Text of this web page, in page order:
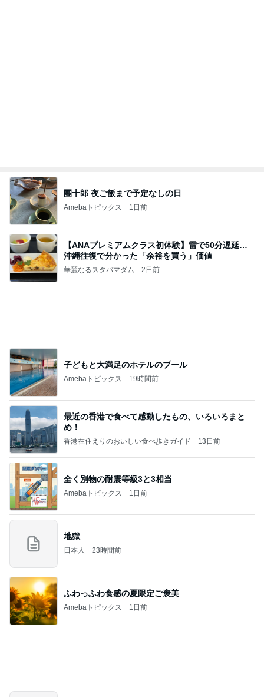
團十郎 夜ご飯まで予定なしの日
Amebaトピックス 1日前
【ANAプレミアムクラス初体験】雷で50分遅延…
沖縄往復で分かった「余裕を買う」価値
華麗なるスタバマダム 2日前
子どもと大満足のホテルのプール
Amebaトピックス 19時間前
最近の香港で食べて感動したもの、いろいろまと
め！
香港在住えりのおいしい食べ歩きガイド 13日前
全く別物の耐震等級3と3相当
Amebaトピックス 1日前
地獄
日本人 23時間前
ふわっふわ食感の夏限定ご褒美
Amebaトピックス 1日前